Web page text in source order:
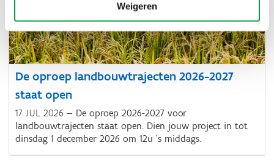
Weigeren
De oproep landbouwtrajecten 2026-2027
staat open
17 JUL 2026
De oproep 2026-2027 voor
landbouwtrajecten staat open. Dien jouw project in tot
dinsdag 1 december 2026 om 12u ‘s middags.